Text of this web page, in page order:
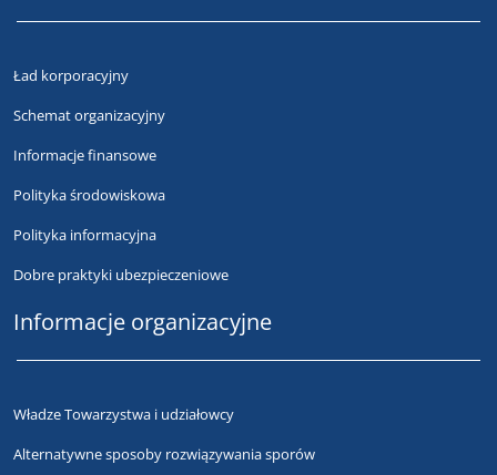
Ład korporacyjny
Schemat organizacyjny
Informacje finansowe
Polityka środowiskowa
Polityka informacyjna
Dobre praktyki ubezpieczeniowe
Informacje organizacyjne
Władze Towarzystwa i udziałowcy
Alternatywne sposoby rozwiązywania sporów